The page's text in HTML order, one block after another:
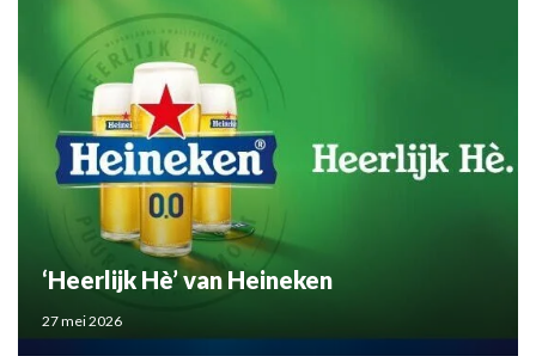
‘Heerlijk Hè’ van Heineken
27 mei 2026